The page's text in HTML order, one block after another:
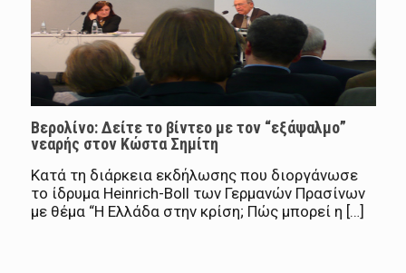
Βερολίνο: Δείτε το βίντεο με τον “εξάψαλμο”
νεαρής στον Κώστα Σημίτη
Κατά τη διάρκεια εκδήλωσης που διοργάνωσε
το ίδρυμα Heinrich-Boll των Γερμανών Πρασίνων
με θέμα “Η Ελλάδα στην κρίση; Πώς μπορεί η […]